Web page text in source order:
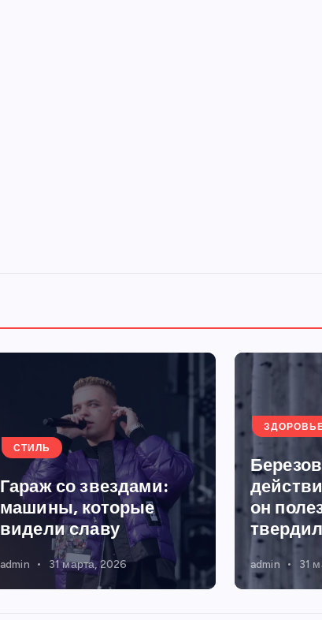
СТИЛЬ
Гараж со звездами:
машины, которые
видели славу
admin 31 марта, 2026
он
admin 31